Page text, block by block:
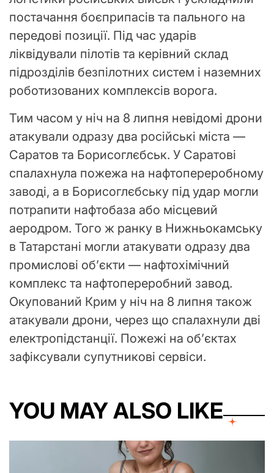
постачання боєприпасів та пального на
передові позиції. Під час ударів
ліквідували пілотів та керівний склад
підрозділів безпілотних систем і наземних
роботизованих комплексів ворога.
Тим часом у ніч на 8 липня невідомі дрони
атакували одразу два російські міста —
Саратов та Борисоглєбськ. У Саратові
спалахнула пожежа на нафтопереробному
заводі, а в Борисоглєбську під удар могли
потрапити нафтобаза або місцевий
аеродром. Того ж ранку в Нижньокамську
в Татарстані могли атакувати одразу два
промислові об’єкти — нафтохімічний
комплекс та нафтопереробний завод.
Окупований Крим у ніч на 8 липня також
атакували дрони, через що спалахнули дві
електропідстанції. Пожежі на об’єктах
зафіксували супутникові сервіси.
YOU MAY ALSO LIKE